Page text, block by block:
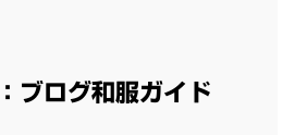
ブログ和服ガイド